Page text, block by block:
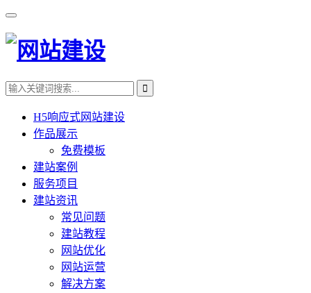
H5响应式网站建设
作品展示
免费模板
建站案例
服务项目
建站资讯
常见问题
建站教程
网站优化
网站运营
解决方案